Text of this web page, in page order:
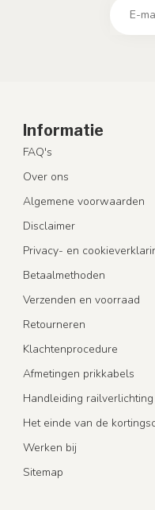
Informatie
FAQ's
Over ons
Algemene voorwaarden
Disclaimer
Privacy- en
Betaalmethoden
Verzenden en voorraad
Retourneren
Klachtenprocedure
Afmetingen prikkabels
Handleiding railverlichting
Het einde van de
Werken bij
Sitemap